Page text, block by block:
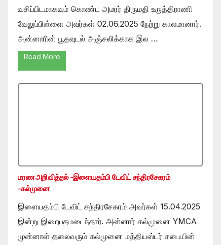
வசிப்பிடமாகவும் கொண்ட அமரர் திருமதி உருத்திராணி
வேலுப்பிள்ளை அவர்கள் 02.06.2025 நேற்று காலமானார்.
அன்னாரின் பூதவுடல் அஞ்சலிக்காக இல …
Read More
மரண அறிவித்தல் -இளையதம்பி டேவிட் சந்திரசேகரம்
-கல்முனை
இளையதம்பி டேவிட் சந்திரசேகரம் அவர்கள் 15.04.2025
இன்று இறைபதமடைந்தார். அன்னார் கல்முனை YMCA
முன்னாள் தலைவரும் கல்முனை மத்தியஸ்டர் சபையின்